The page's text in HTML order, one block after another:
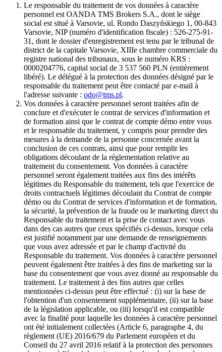
Le responsable du traitement de vos données à caractère
personnel est OANDA TMS Brokers S.A., dont le siège
social est situé à Varsovie, ul. Rondo Daszyńskiego 1, 00-843
Varsovie, NIP (numéro d'identification fiscale) : 526-275-91-
31, dont le dossier d'enregistrement est tenu par le tribunal de
district de la capitale Varsovie, XIIIe chambre commerciale du
registre national des tribunaux, sous le numéro KRS :
0000204776, capital social de 3 537 560 PLN (entièrement
libéré). Le délégué à la protection des données désigné par le
responsable du traitement peut être contacté par e-mail à
l'adresse suivante : odo@tms.pl.
Vos données à caractère personnel seront traitées afin de
conclure et d'exécuter le contrat de services d'information et
de formation ainsi que le contrat de compte démo entre vous
et le responsable du traitement, y compris pour prendre des
mesures à la demande de la personne concernée avant la
conclusion de ces contrats, ainsi que pour remplir les
obligations découlant de la réglementation relative au
traitement du consentement. Vos données à caractère
personnel seront également traitées aux fins des intérêts
légitimes du Responsable du traitement, tels que l'exercice de
droits contractuels légitimes découlant du Contrat de compte
démo ou du Contrat de services d'information et de formation,
la sécurité, la prévention de la fraude ou le marketing direct du
Responsable du traitement et la prise de contact avec vous
dans des cas autres que ceux spécifiés ci-dessus, lorsque cela
est justifié notamment par une demande de renseignements
que vous avez adressée et par le champ d'activité du
Responsable du traitement. Vos données à caractère personnel
peuvent également être traitées à des fins de marketing sur la
base du consentement que vous avez donné au responsable du
traitement. Le traitement à des fins autres que celles
mentionnées ci-dessus peut être effectué : (i) sur la base de
l'obtention d'un consentement supplémentaire, (ii) sur la base
de la législation applicable, ou (iii) lorsqu'il est compatible
avec la finalité pour laquelle les données à caractère personnel
ont été initialement collectées (Article 6, paragraphe 4, du
règlement (UE) 2016/679 du Parlement européen et du
Conseil du 27 avril 2016 relatif à la protection des personnes